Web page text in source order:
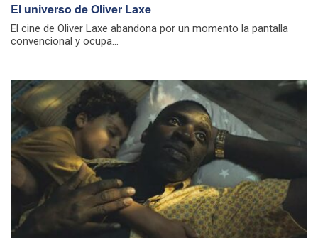
El universo de Oliver Laxe
El cine de Oliver Laxe abandona por un momento la pantalla
convencional y ocupa...